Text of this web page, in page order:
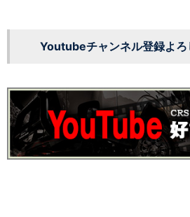
Youtubeチャンネル登録よろ